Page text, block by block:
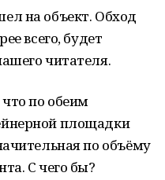
на объект. Обход
всего, будет
читателя.
по обеим
площадки
по объёму
С чего бы?